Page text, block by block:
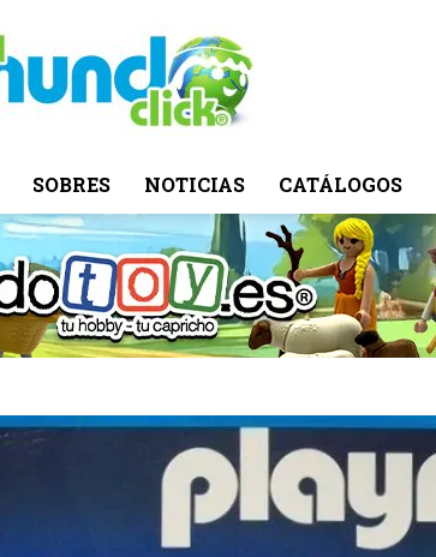
El
SOBRES NOTICIAS CATÁLOGOS